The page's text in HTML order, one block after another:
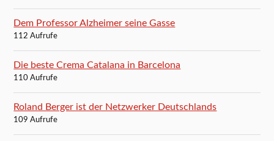
Dem Professor Alzheimer seine Gasse
112 Aufrufe
Die beste Crema Catalana in Barcelona
110 Aufrufe
Roland Berger ist der Netzwerker Deutschlands
109 Aufrufe